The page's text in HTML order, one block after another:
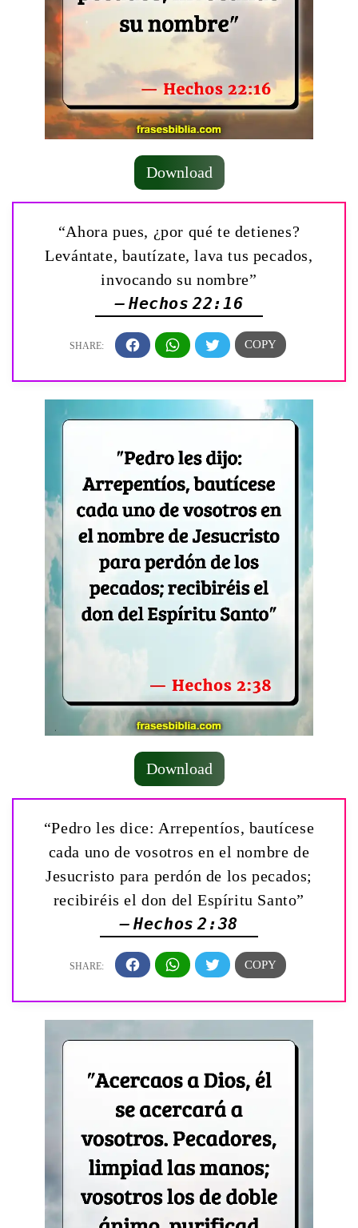
Download
“Ahora pues, ¿por qué te detienes?
Levántate, bautízate, lava tus pecados,
invocando su nombre”
— Hechos 22:16
Download
“Pedro les dice: Arrepentíos, bautícese
cada uno de vosotros en el nombre de
Jesucristo para perdón de los pecados;
recibiréis el don del Espíritu Santo”
— Hechos 2:38